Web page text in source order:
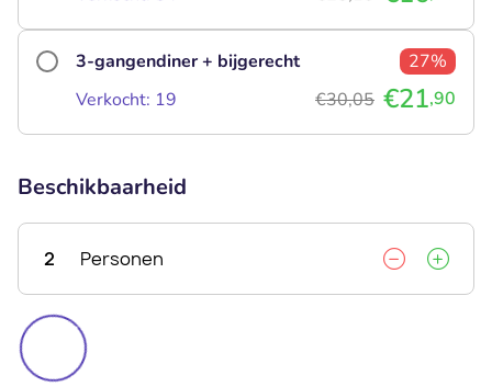
3-gangendiner + bijgerecht
27%
Verkocht: 19
€30,05 €21,90
Beschikbaarheid
2 Personen